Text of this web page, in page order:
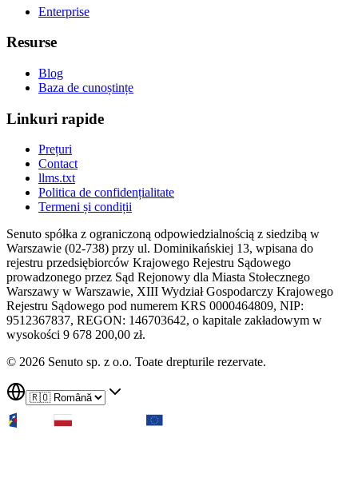
Enterprise
Resurse
Blog
Baza de cunoștințe
Linkuri rapide
Prețuri
Contact
llms.txt
Politica de confidențialitate
Termeni și condiții
Senuto spółka z ograniczoną odpowiedzialnością z siedzibą w
Warszawie (02-738) przy ul. Dominikańskiej 13, wpisana do
rejestru przedsiębiorców Krajowego Rejestru Sądowego
prowadzonego przez Sąd Rejonowy dla Miasta Stołecznego
Warszawy w Warszawie, XIII Wydział Gospodarczy Krajowego
Rejestru Sądowego pod numerem KRS 0000464809, NIP:
9512367837, REGON: 146703642, o kapitale zakładowym w
wysokości 9 678 200,00 zł.
© 2026 Senuto sp. z o.o. Toate drepturile rezervate.